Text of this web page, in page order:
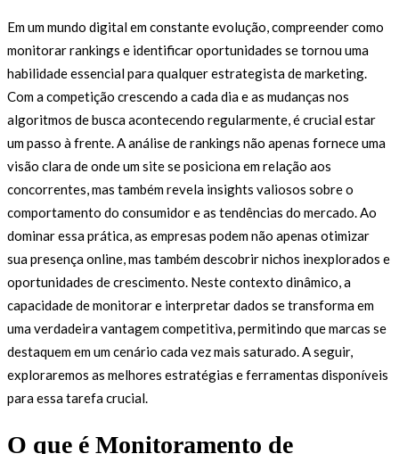
Em um mundo digital em constante evolução, compreender como
monitorar rankings e identificar oportunidades se tornou uma
habilidade essencial para qualquer estrategista de marketing.
Com a competição crescendo a cada dia e as mudanças nos
algoritmos de busca acontecendo regularmente, é crucial estar
um passo à frente. A análise de rankings não apenas fornece uma
visão clara de onde um site se posiciona em relação aos
concorrentes, mas também revela insights valiosos sobre o
comportamento do consumidor e as tendências do mercado. Ao
dominar essa prática, as empresas podem não apenas otimizar
sua presença online, mas também descobrir nichos inexplorados e
oportunidades de crescimento. Neste contexto dinâmico, a
capacidade de monitorar e interpretar dados se transforma em
uma verdadeira vantagem competitiva, permitindo que marcas se
destaquem em um cenário cada vez mais saturado. A seguir,
exploraremos as melhores estratégias e ferramentas disponíveis
para essa tarefa crucial.
O que é Monitoramento de